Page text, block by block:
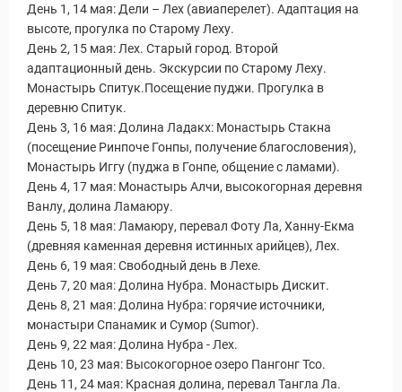
День 1, 14 мая: Дели – Лех (авиаперелет). Адаптация на
высоте, прогулка по Старому Леху.
День 2, 15 мая: Лех. Старый город. Второй
адаптационный день. Экскурсии по Старому Леху.
Монастырь Спитук.Посещение пуджи. Прогулка в
деревню Спитук.
День 3, 16 мая: Долина Ладакх: Монастырь Стакна
(посещение Ринпоче Гонпы, получение благословения),
Монастырь Иггу (пуджа в Гонпе, общение с ламами).
День 4, 17 мая: Монастырь Алчи, высокогорная деревня
Ванлу, долина Ламаюру.
День 5, 18 мая: Ламаюру, перевал Фоту Ла, Ханну-Екма
(древняя каменная деревня истинных арийцев), Лех.
День 6, 19 мая: Свободный день в Лехе.
День 7, 20 мая: Долина Нубра. Монастырь Дискит.
День 8, 21 мая: Долина Нубра: горячие источники,
монастыри Спанамик и Сумор (Sumor).
День 9, 22 мая: Долина Нубра - Лех.
День 10, 23 мая: Высокогорное озеро Пангонг Тсо.
День 11, 24 мая: Красная долина, перевал Тангла Ла.